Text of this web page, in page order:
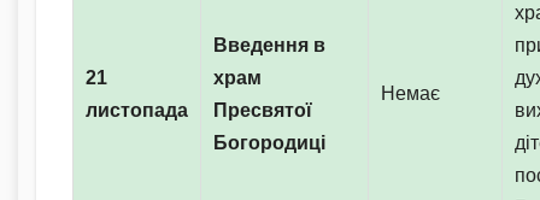
21
листопада
Введення в
храм
Пресвятої
Богородиці
Немає